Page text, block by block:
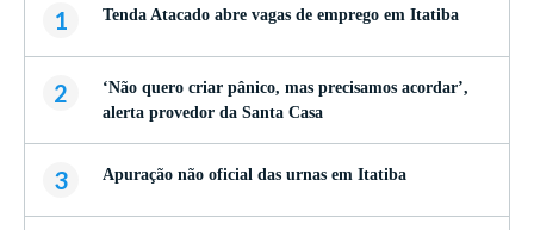
1 Tenda Atacado abre vagas de emprego em Itatiba
2
‘Não quero criar pânico, mas precisamos acordar’,
alerta provedor da Santa Casa
3 Apuração não oficial das urnas em Itatiba